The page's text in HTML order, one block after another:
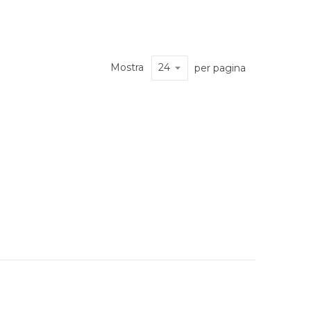
Mostra per pagina